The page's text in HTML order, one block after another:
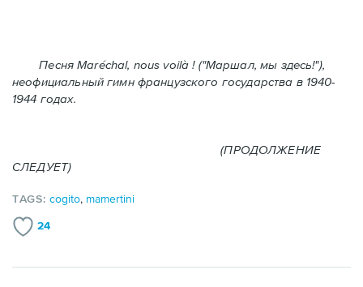
Песня Maréchal, nous voilà ! ("Маршал, мы здесь!"),
неофициальный гимн французского государства в 1940-
1944 годах.
(ПРОДОЛЖЕНИЕ
СЛЕДУЕТ)
TAGS:cogito, mamertini
24